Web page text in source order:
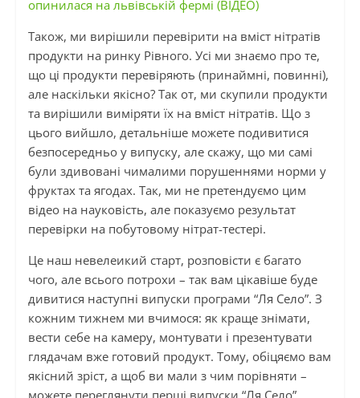
опинилася на львівській фермі (ВІДЕО)
Також, ми вирішили перевірити на вміст нітратів
продукти на ринку Рівного. Усі ми знаємо про те,
що ці продукти перевіряють (принаймні, повинні),
але наскільки якісно? Так от, ми скупили продукти
та вирішили виміряти їх на вміст нітратів. Що з
цього вийшло, детальніше можете подивитися
безпосередньо у випуску, але скажу, що ми самі
були здивовані чималими порушеннями норми у
фруктах та ягодах. Так, ми не претендуємо цим
відео на науковість, але показуємо результат
перевірки на побутовому нітрат-тестері.
Це наш невелеикий старт, розповісти є багато
чого, але всього потрохи – так вам цікавіше буде
дивитися наступні випуски програми “Ля Село”. З
кожним тижнем ми вчимося: як краще знімати,
вести себе на камеру, монтувати і презентувати
глядачам вже готовий продукт. Тому, обіцяємо вам
якісний зріст, а щоб ви мали з чим порівняти –
можете переглянути перші випуски “Ля Село”.